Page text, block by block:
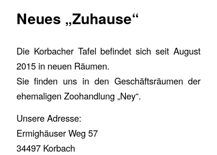
Neues „Zuhause“
Die Korbacher Tafel befindet sich seit August
2015 in neuen Räumen.
Sie finden uns in den Geschäftsräumen der
ehemaligen Zoohandlung „Ney“.
Unsere Adresse:
Ermighäuser Weg 57
34497 Korbach